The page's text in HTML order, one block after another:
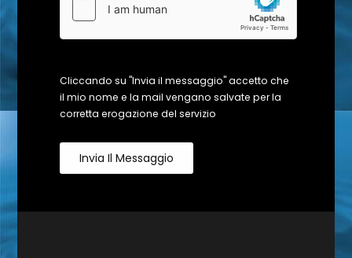
Cliccando su "Invia il messaggio" accetto che
il mio nome e la mail vengano salvate per la
corretta erogazione del servizio
Invia Il Messaggio